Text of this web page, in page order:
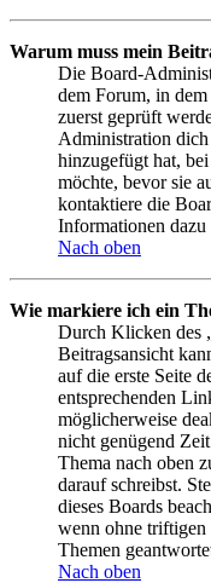
Warum muss mein
Die Board-
dem Forum, in
zuerst geprüft
Administration
hinzugefügt hat,
möchte, bevor sie
kontaktiere die
Informationen dazu
Nach oben
Wie markiere ich ein
Durch Klicken des
Beitragsansicht
auf die erste Seite
entsprechenden
möglicherweise
nicht genügend
Thema nach oben
darauf schreibst.
dieses Boards
wenn ohne triftigen
Themen
Nach oben